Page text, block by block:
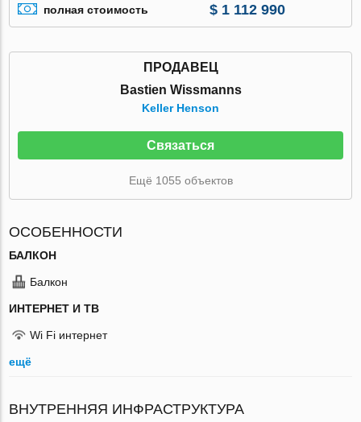
полная стоимость $ 1 112 990
ПРОДАВЕЦ
Bastien Wissmanns
Keller Henson
Связаться
Ещё 1055 объектов
ОСОБЕННОСТИ
БАЛКОН
Балкон
ИНТЕРНЕТ И ТВ
Wi Fi интернет
ещё
ВНУТРЕННЯЯ ИНФРАСТРУКТУРА